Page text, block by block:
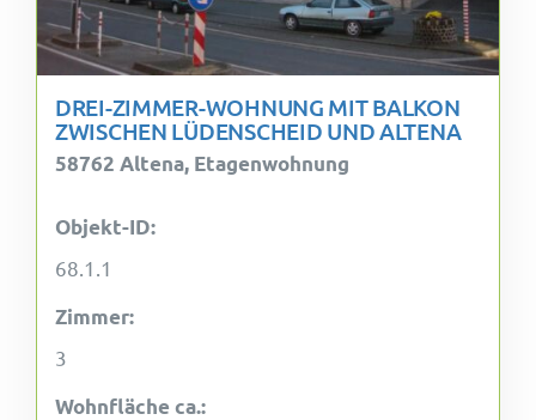
DREI-ZIMMER-WOHNUNG MIT BALKON
ZWISCHEN LÜDENSCHEID UND ALTENA
58762 Altena, Etagenwohnung
Objekt-ID:
68.1.1
Zimmer:
3
Wohnfläche ca.: